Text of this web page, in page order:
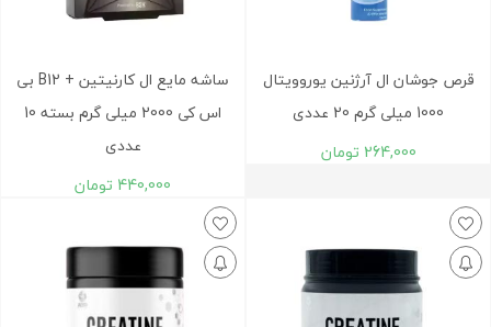
قرص جوشان ال آرژنين یوروویتال
1000 میلی گرم 20 عددی
264,000 تومان
ساشه مايع ال کارنيتين + B12 بی
اس کی 2000 میلی گرم بسته 10
عددی
440,000 تومان